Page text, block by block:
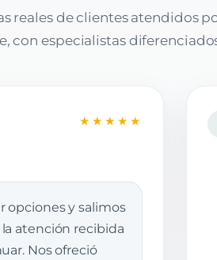
reales de clientes atendidos
con especialistas
★★★★★
opciones y salimos
atención recibida
Nos ofreció